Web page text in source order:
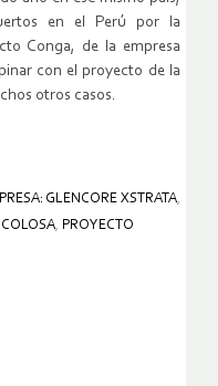
en el Perú por la
Conga, de la empresa
con el proyecto de la
otros casos.
GLENCORE XSTRATA,
COLOSA, PROYECTO